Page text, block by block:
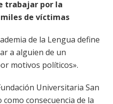
trabajar por la
de víctimas
de la Lengua define
a alguien de un
motivos políticos».
Universitaria San
como consecuencia de la